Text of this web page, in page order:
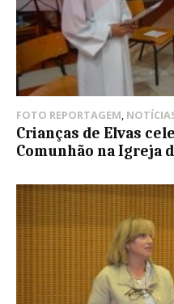
FOTO REPORTAGEM
Crianças de Elvas
Comunhão na Igreja